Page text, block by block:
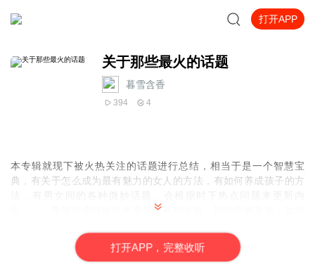
打开APP
关于那些最火的话题
暮雪含香
394 4
本专辑就现下被火热关注的话题进行总结，相当于是一个智慧宝
典，有关于怎么成为最有魅力的女人的方法，有如何养成孩子的方
容。。。希望你通过收听本专辑能有所收益，期待你的喜欢，欢迎
打开APP，完整收听